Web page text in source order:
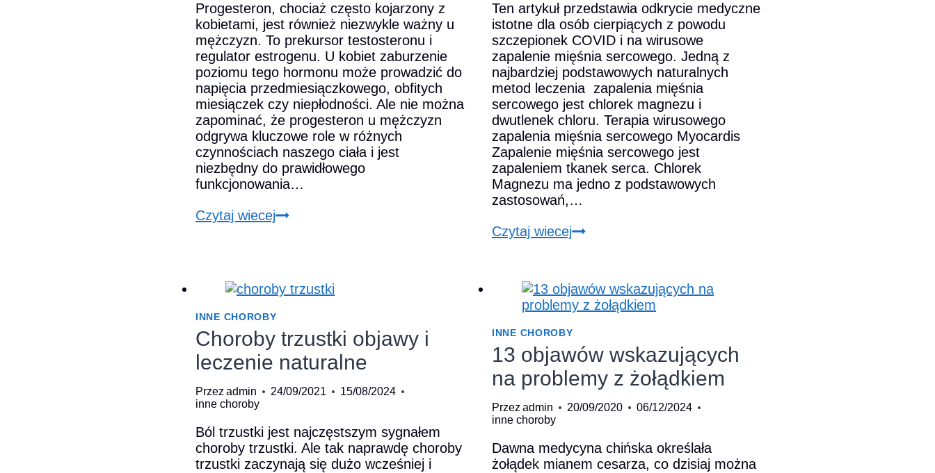
Progesteron, chociaż często kojarzony z
kobietami, jest również niezwykle ważny u
mężczyzn. To prekursor testosteronu i
regulator estrogenu. U kobiet zaburzenie
poziomu tego hormonu może prowadzić do
napięcia przedmiesiączkowego, obfitych
miesiączek czy niepłodności. Ale nie można
zapominać, że progesteron u mężczyzn
odgrywa kluczowe role w różnych
czynnościach naszego ciała i jest
niezbędny do prawidłowego
funkcjonowania…
Czytaj wiecejDlaczego
też
Ten artykuł przedstawia odkrycie medyczne
istotne dla osób cierpiących z powodu
szczepionek COVID i na wirusowe
zapalenie mięśnia sercowego. Jedną z
najbardziej podstawowych naturalnych
metod leczenia zapalenia mięśnia
sercowego jest chlorek magnezu i
dwutlenek chloru. Terapia wirusowego
zapalenia mięśnia sercowego Myocardis
Zapalenie mięśnia sercowego jest
zapaleniem tkanek serca. Chlorek
Magnezu ma jedno z podstawowych
zastosowań,…
Czytaj wiecejZapalenie
INNE CHOROBY
Choroby trzustki objawy i
leczenie naturalne
Przez admin 24/09/2021
15/08/2024
inne choroby
Ból trzustki jest najczęstszym sygnałem
choroby trzustki. Ale tak naprawdę choroby
trzustki zaczynają się dużo wcześniej i
INNE CHOROBY
13 objawów wskazujących
na problemy z żołądkiem
Przez admin 20/09/2020
06/12/2024
inne choroby
Dawna medycyna chińska określała
żołądek mianem cesarza, co dzisiaj można